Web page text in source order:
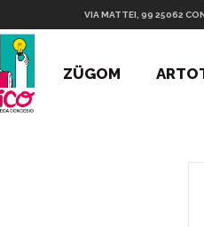
VIA MATTEI, 99 25062
ZÜGOM